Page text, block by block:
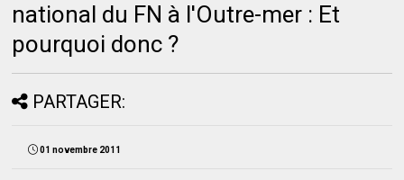
national du FN à l'Outre-mer : Et
pourquoi donc ?
PARTAGER:
01 novembre 2011